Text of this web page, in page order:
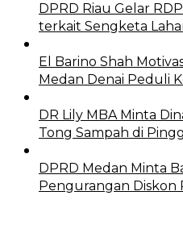
DPRD Riau Gelar
terkait Sengketa
El Barino Shah
Medan Denai Peduli
DR Lily MBA Minta
Tong Sampah di
DPRD Medan Minta
Pengurangan Diskon